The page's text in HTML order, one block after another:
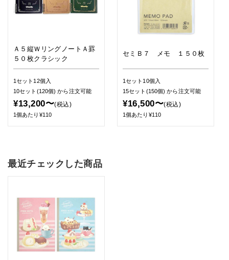
Ａ５縦ＷリングノートＡ罫
５０枚クラシック
1セット12個入
10セット(120個)から注文可能
¥13,200〜(税込)
1個あたり¥110
セミＢ７ メモ １５０枚
1セット10個入
15セット(150個)から注文可能
¥16,500〜(税込)
1個あたり¥110
最近チェックした商品